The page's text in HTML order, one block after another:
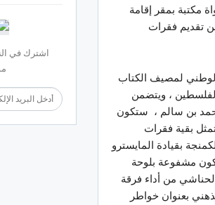
مكتبة بمقر إقامة
تقديم فقرات
افتتاح المهرجان الوطني لمصيف الكتاب
، ويتضمن
بن سالم ، ستكون
بقية فقرات
بقيادة المايسترو
مشفوعة بلوحة
من أداء فرقة
بعنوان خواطر
اشترك في